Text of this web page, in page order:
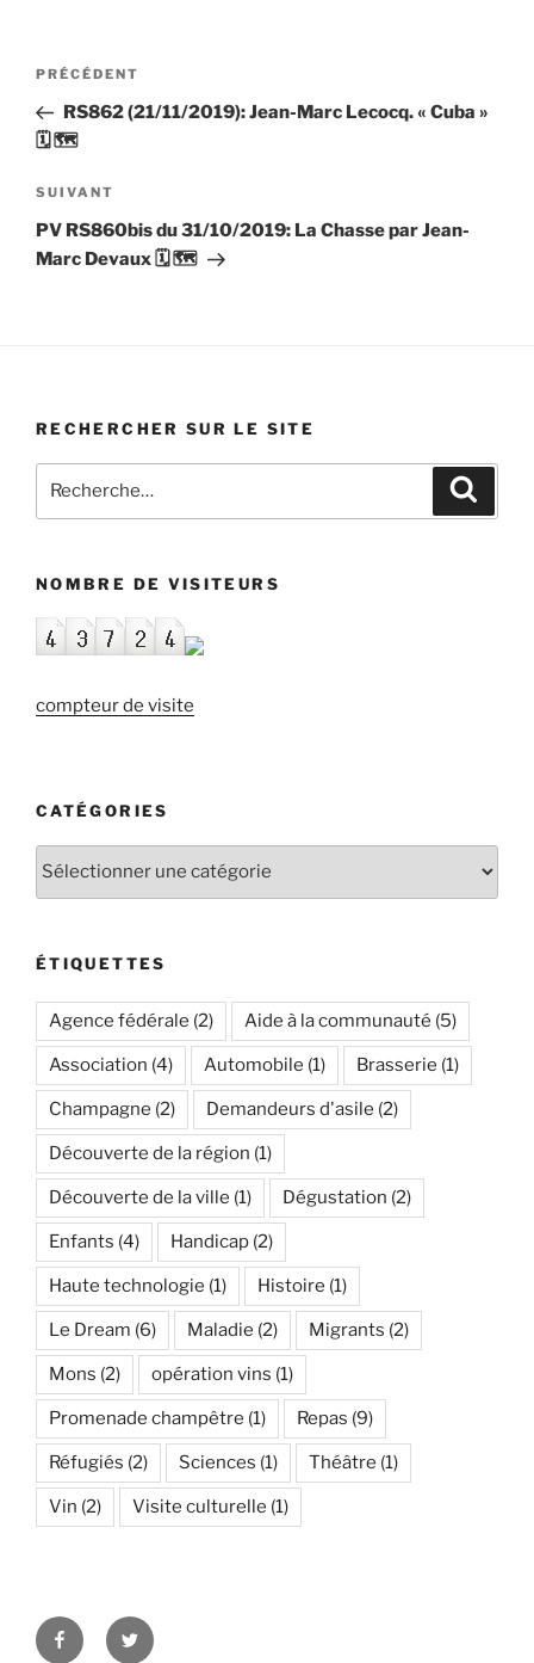
Navigation
l’article
Article
précédent
PRÉCÉDENT
RS862 (21/11/2019): Jean-Marc Lecocq. « Cuba »
🗓 🗺
Article
suivant
SUIVANT
PV RS860bis du 31/10/2019: La Chasse par Jean-
Marc Devaux 🗓 🗺
RECHERCHER SUR LE SITE
pour
NOMBRE DE VISITEURS
compteur de visite
CATÉGORIES
Catégories
ÉTIQUETTES
Agence fédérale (2) Aide à la communauté (5)
Association (4) Automobile (1) Brasserie (1)
Champagne (2) Demandeurs d'asile (2)
Découverte de la région (1)
Découverte de la ville (1) Dégustation (2)
Enfants (4) Handicap (2)
Haute technologie (1) Histoire (1)
Le Dream (6) Maladie (2) Migrants (2)
Mons (2) opération vins (1)
Promenade champêtre (1) Repas (9)
Réfugiés (2) Sciences (1) Théâtre (1)
Vin (2) Visite culturelle (1)
FacebookTwitter